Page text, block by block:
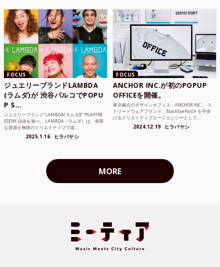
FOCUS
ジュエリーブランドLAMBDA
(ラムダ)が 渋谷パルコでPOPU
P S...
ジュエリーブランド“LAMBDA( ラムダ))” “PLAYFRE
EDOM 自由を遊べ。 LAMBDA（ラムダ）は、有限
な資源を無限のクリエイティブで追...
2025.1.16 ヒラバヤシ
FOCUS
ANCHOR INC.が初のPOPUP
OFFICEを開催。
東京拠点のデザインオフィス、ANCHOR INC.。 ス
トリートウェアブランド、BlackEyePatch を手掛
けるクリエイティブエージェンシーとして...
2024.12.19 ヒラバヤシ
MORE